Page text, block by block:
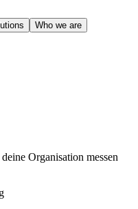
Who we are
Organisation messen